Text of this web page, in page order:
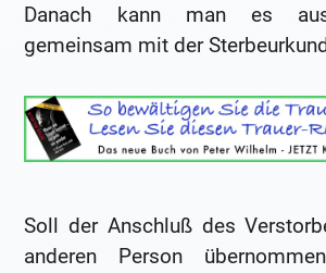
Danach kann man es
gemeinsam mit der
Soll der Anschluß des
anderen Person